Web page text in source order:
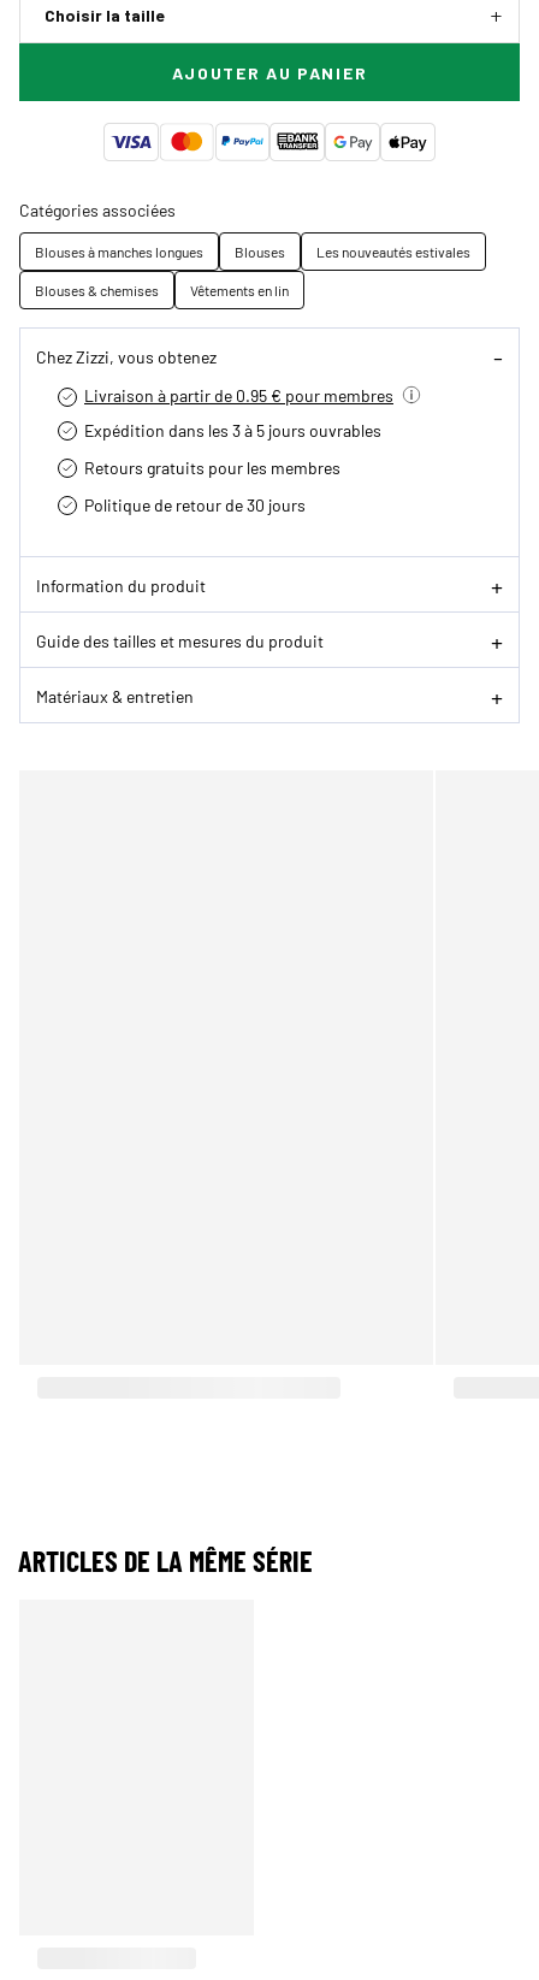
Choisir la taille
AJOUTER AU PANIER
Catégories associées
Blouses à manches longues Blouses
Les nouveautés estivales
Blouses & chemises
Vêtements en lin
Chez Zizzi, vous obtenez
Livraison à partir de 0.95 € pour membres
Expédition dans les 3 à 5 jours ouvrables
Retours gratuits pour les membres
Politique de retour de 30 jours
Information du produit
Guide des tailles et mesures du produit
Matériaux & entretien
ARTICLES DE LA MÊME SÉRIE